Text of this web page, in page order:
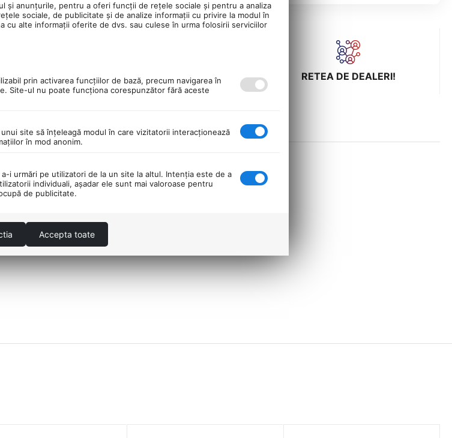
30
DESCHIDEREA COLETULUI LA
LIVRARE!
RETEA DE DEALERI!
lumeni.
si 45 de minute de iluminare.
și anunțurile, pentru a oferi funcții de rețele sociale și pentru a analiza
sociale, de publicitate și de analize informații cu privire la modul în
cu alte informații oferite de dvs. sau culese în urma folosirii serviciilor
prin activarea funcţiilor de bază, precum navigarea în
Site-ul nu poate funcţiona corespunzător fără aceste
site să înţeleagă modul în care vizitatorii interacţionează
în mod anonim.
i urmări pe utilizatori de la un site la altul. Intenţia este de a
individuali, aşadar ele sunt mai valoroase pentru
de publicitate.
Accepta toate